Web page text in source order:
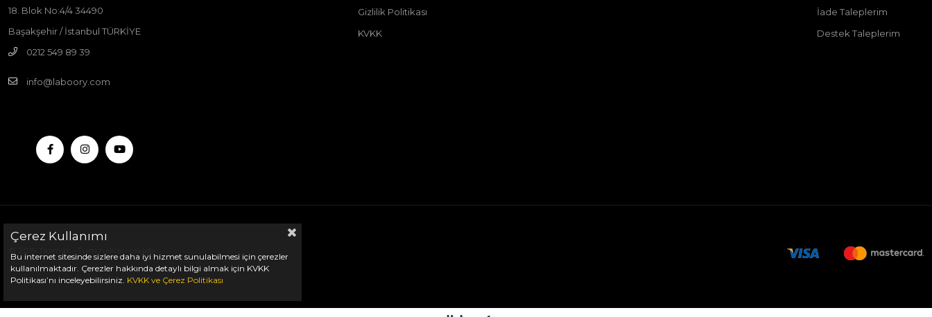
18. Blok No:4/4 34490
Başakşehir / İstanbul TÜRKİYE
0212 549 89 39
info@laboory.com
Gizlilik Politikası
KVKK
İade Taleplerim
Destek Taleplerim
Çerez Kullanımı
Bu internet sitesinde sizlere daha iyi hizmet sunulabilmesi için çerezler
kullanılmaktadır. Çerezler hakkında detaylı bilgi almak için KVKK
Politikası’nı inceleyebilirsiniz. KVKK ve Çerez Politikası